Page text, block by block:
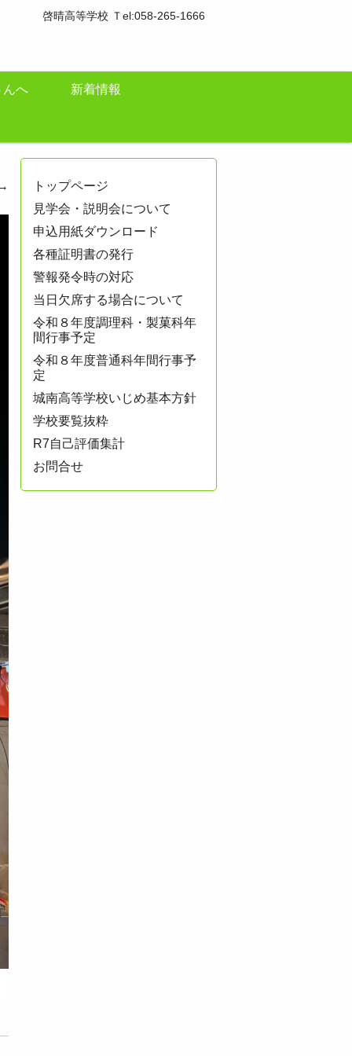
啓晴高等学校 Ｔel:058-265-1666
んへ 新着情報
トップページ
見学会・説明会について
申込用紙ダウンロード
各種証明書の発行
警報発令時の対応
当日欠席する場合について
令和８年度調理科・製菓科年
間行事予定
令和８年度普通科年間行事予
定
城南高等学校いじめ基本方針
学校要覧抜粋
R7自己評価集計
お問合せ